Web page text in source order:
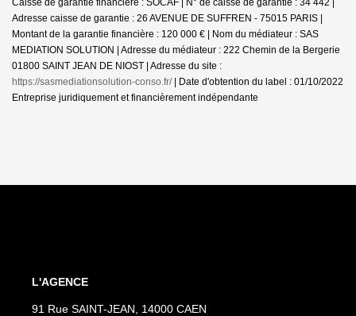
Adresse caisse de garantie : 26 AVENUE DE SUFFREN - 75015 PARIS |
Montant de la garantie financière : 120 000 € | Nom du médiateur : SAS
MEDIATION SOLUTION | Adresse du médiateur : 222 Chemin de la Bergerie
01800 SAINT JEAN DE NIOST | Adresse du site :
https://sasmediationsolution-conso.fr/| Date d'obtention du label : 01/10/2022
Entreprise juridiquement et financièrement indépendante
L'AGENCE
91 Rue SAINT-JEAN, 14000 CAEN